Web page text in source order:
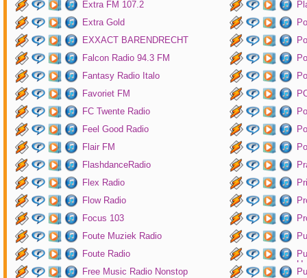
Extra FM 107.2
Extra Gold
EXXACT BARENDRECHT
Falcon Radio 94.3 FM
Fantasy Radio Italo
Favoriet FM
FC Twente Radio
Feel Good Radio
Flair FM
FlashdanceRadio
Flex Radio
Flow Radio
Focus 103
Foute Muziek Radio
Foute Radio
Free Music Radio Nonstop